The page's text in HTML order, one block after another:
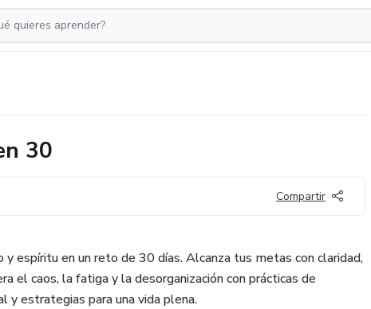
30
Compartir
y espíritu en un reto de 30 días. Alcanza tus metas con claridad,
el caos, la fatiga y la desorganización con prácticas de
y estrategias para una vida plena.